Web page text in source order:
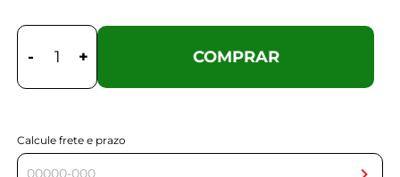
- + COMPRAR
Calcule frete e prazo